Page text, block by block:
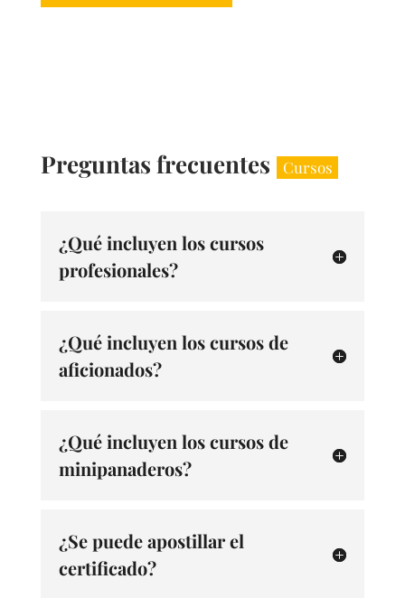
Preguntas frecuentes Cursos
¿Qué incluyen los cursos
profesionales?
¿Qué incluyen los cursos de
aficionados?
¿Qué incluyen los cursos de
minipanaderos?
¿Se puede apostillar el
certificado?